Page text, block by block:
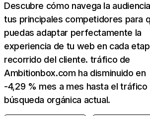
Descubre cómo navega la
tus principales competidores para
puedas adaptar perfectamente la
experiencia de tu web en cada
recorrido del cliente. tráfico de
Ambitionbox.com ha disminuido en
-4,29 % mes a mes hasta el tráfico
búsqueda orgánica actual.